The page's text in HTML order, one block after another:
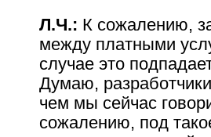
Л.Ч.: К сожалению,
между платными
случае это
Думаю,
чем мы сейчас
сожалению, под